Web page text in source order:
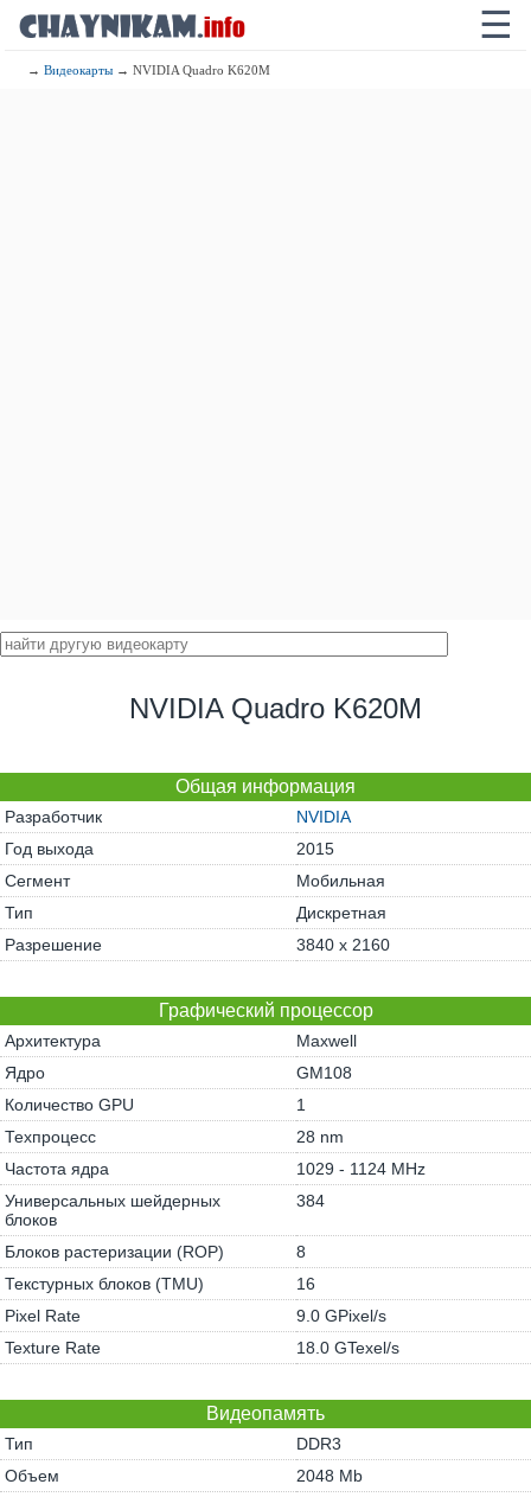
☰
→Видеокарты → NVIDIA Quadro K620M
NVIDIA Quadro K620M
Общая информация
Разработчик
NVIDIA
Год выхода
2015
Сегмент
Мобильная
Тип
Дискретная
Разрешение
3840 x 2160
Графический процессор
Архитектура
Maxwell
Ядро
GM108
Количество GPU
1
Техпроцесс
28 nm
Частота ядра
1029 - 1124 MHz
Универсальных шейдерных
блоков
384
Блоков растеризации (ROP)
8
Текстурных блоков (TMU)
16
Pixel Rate
9.0 GPixel/s
Texture Rate
18.0 GTexel/s
Видеопамять
Тип
DDR3
Объем
2048 Mb